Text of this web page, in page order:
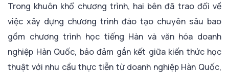
Trong khuôn khổ chương trình, hai bên đã trao đổi về
việc xây dựng chương trình đào tạo chuyên sâu bao
gồm chương trình học tiếng Hàn và văn hóa doanh
nghiệp Hàn Quốc, bảo đảm gắn kết giữa kiến thức học
thuật với nhu cầu thực tiễn từ doanh nghiệp Hàn Quốc,